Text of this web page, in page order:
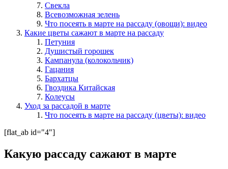
Свекла
Всевозможная зелень
Что посеять в марте на рассаду (овощи): видео
Какие цветы сажают в марте на рассаду
Петуния
Душистый горошек
Кампанула (колокольчик)
Гацания
Бархатцы
Гвоздика Китайская
Колеусы
Уход за рассадой в марте
Что посеять в марте на рассаду (цветы): видео
[flat_ab id="4"]
Какую рассаду сажают в марте